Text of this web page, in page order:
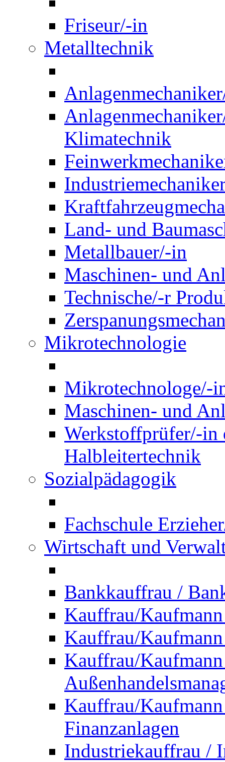
Friseur/-in
Metalltechnik
Klimatechnik
Land- und
Metallbauer/-in
Maschinen- und
Technische/-r
Mikrotechnologie
Mikrotechnologe/-
Maschinen- und
Werkstoffprüfer/-in
Halbleitertechnik
Sozialpädagogik
Fachschule
Wirtschaft und
Bankkauffrau /
Kauffrau/
Kauffrau/
Kauffrau/
Kauffrau/
Finanzanlagen
Industriekauffrau /